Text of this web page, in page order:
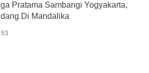
Pratama Sambangi Yogyakarta,
Di Mandalika
53